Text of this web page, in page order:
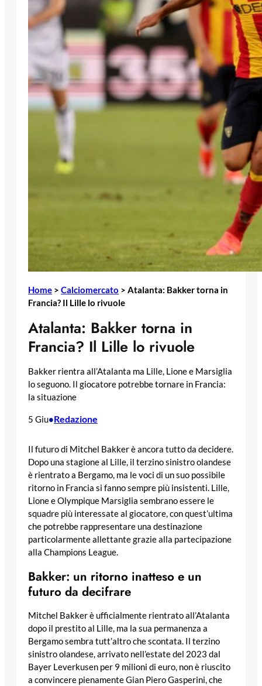
Home > Calciomercato > Atalanta: Bakker torna in
Francia? Il Lille lo rivuole
Atalanta: Bakker torna in
Francia? Il Lille lo rivuole
Bakker rientra all’Atalanta ma Lille, Lione e Marsiglia
lo seguono. Il giocatore potrebbe tornare in Francia:
la situazione
5 Giu•Redazione
Il futuro di Mitchel Bakker è ancora tutto da decidere.
Dopo una stagione al Lille, il terzino sinistro olandese
è rientrato a Bergamo, ma le voci di un suo possibile
ritorno in Francia si fanno sempre più insistenti. Lille,
Lione e Olympique Marsiglia sembrano essere le
squadre più interessate al giocatore, con quest’ultima
che potrebbe rappresentare una destinazione
particolarmente allettante grazie alla partecipazione
alla Champions League.
Bakker: un ritorno inatteso e un
futuro da decifrare
Mitchel Bakker è ufficialmente rientrato all’Atalanta
dopo il prestito al Lille, ma la sua permanenza a
Bergamo sembra tutt’altro che scontata. Il terzino
sinistro olandese, arrivato nell’estate del 2023 dal
Bayer Leverkusen per 9 milioni di euro, non è riuscito
a convincere pienamente Gian Piero Gasperini, che